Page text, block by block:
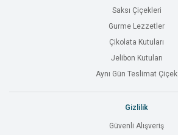
Saksı Çiçekleri
Gurme Lezzetler
Çikolata Kutuları
Jelibon Kutuları
Aynı Gün Teslimat Çiçek
Gizlilik
Güvenli Alışveriş